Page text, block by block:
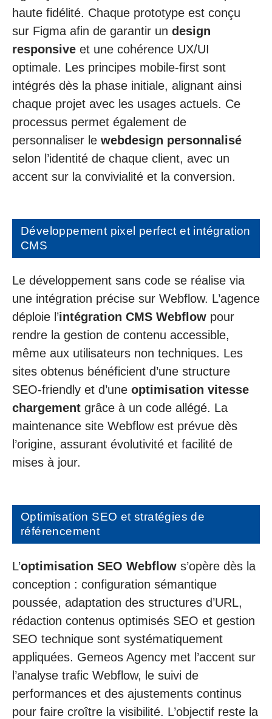
haute fidélité. Chaque prototype est conçu
sur Figma afin de garantir un design
responsive et une cohérence UX/UI
optimale. Les principes mobile-first sont
intégrés dès la phase initiale, alignant ainsi
chaque projet avec les usages actuels. Ce
processus permet également de
personnaliser le webdesign personnalisé
selon l’identité de chaque client, avec un
accent sur la convivialité et la conversion.
Développement pixel perfect et intégration
CMS
Le développement sans code se réalise via
une intégration précise sur Webflow. L’agence
déploie l’intégration CMS Webflow pour
rendre la gestion de contenu accessible,
même aux utilisateurs non techniques. Les
sites obtenus bénéficient d’une structure
SEO-friendly et d’une optimisation vitesse
chargement grâce à un code allégé. La
maintenance site Webflow est prévue dès
l’origine, assurant évolutivité et facilité de
mises à jour.
Optimisation SEO et stratégies de
référencement
L’optimisation SEO Webflow s’opère dès la
conception : configuration sémantique
poussée, adaptation des structures d’URL,
rédaction contenus optimisés SEO et gestion
SEO technique sont systématiquement
appliquées. Gemeos Agency met l’accent sur
l’analyse trafic Webflow, le suivi de
performances et des ajustements continus
pour faire croître la visibilité. L’objectif reste la